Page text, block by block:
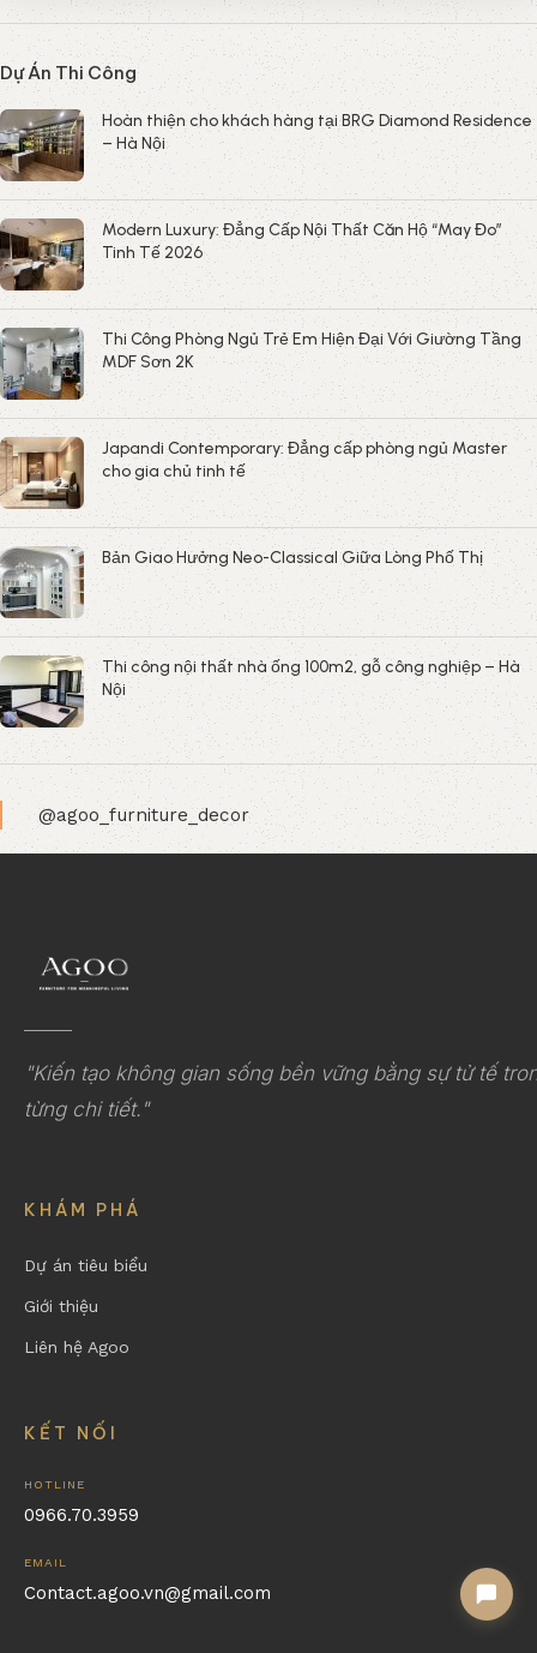
Dự Án Thi Công
Hoàn thiện cho khách hàng tại BRG Diamond Residence
– Hà Nội
Modern Luxury: Đẳng Cấp Nội Thất Căn Hộ “May Đo”
Tinh Tế 2026
Thi Công Phòng Ngủ Trẻ Em Hiện Đại Với Giường Tầng
MDF Sơn 2K
Japandi Contemporary: Đẳng cấp phòng ngủ Master
cho gia chủ tinh tế
Bản Giao Hưởng Neo-Classical Giữa Lòng Phố Thị
Thi công nội thất nhà ống 100m2, gỗ công nghiệp – Hà
Nội
@agoo_furniture_decor
"Kiến tạo không gian sống bền vững bằng sự tử tế
từng chi tiết."
KHÁM PHÁ
Dự án tiêu biểu
Giới thiệu
Liên hệ Agoo
KẾT NỐI
HOTLINE
0966.70.3959
EMAIL
Contact.agoo.vn@gmail.com